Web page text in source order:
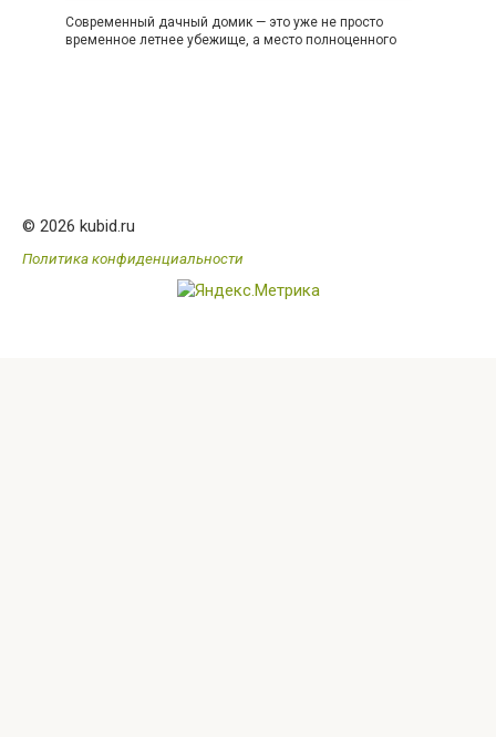
Современный дачный домик — это уже не просто
временное летнее убежище, а место полноценного
© 2026 kubid.ru
Политика конфиденциальности